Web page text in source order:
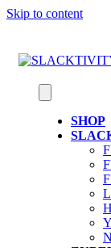
Skip to content
SHOP